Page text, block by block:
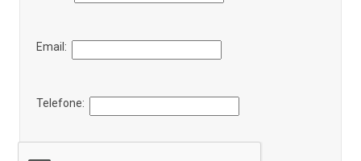
Email:
Telefone: